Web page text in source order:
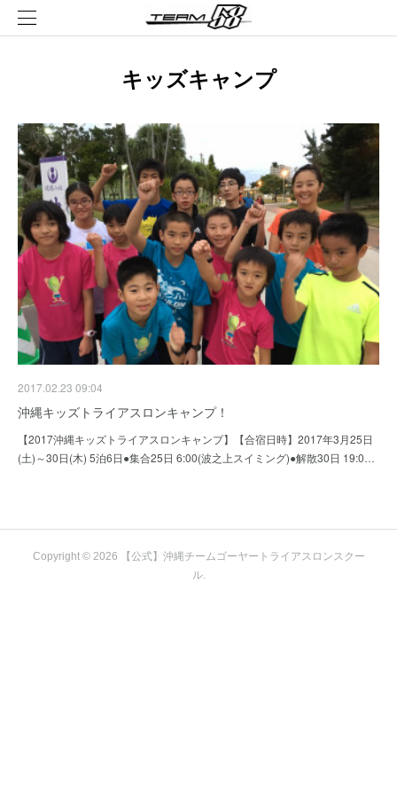
キッズキャンプ
2017.02.23 09:04
沖縄キッズトライアスロンキャンプ！
【2017沖縄キッズトライアスロンキャンプ】【合宿日時】2017年3月25日
(土)～30日(木) 5泊6日●集合25日 6:00(波之上スイミング)●解散30日 19:0…
Copyright © 2026
【公式】沖縄チームゴーヤートライアスロンスクー
ル.